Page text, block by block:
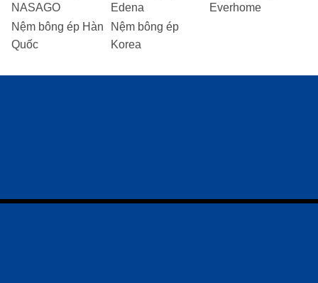
NASAGO
Edena
Everhome
Nệm bông ép Hàn
Quốc
Nệm bông ép
Korea